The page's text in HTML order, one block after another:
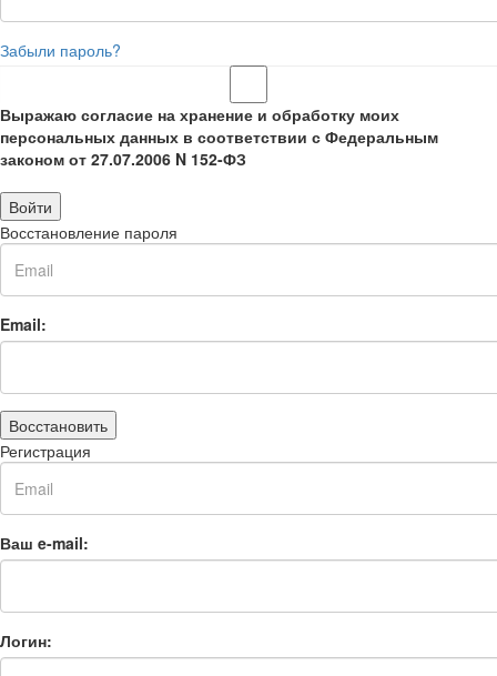
Забыли пароль?
Выражаю согласие на хранение и обработку моих
персональных данных в соответствии с Федеральным
законом от 27.07.2006 N 152-ФЗ
Войти
Восстановление пароля
Email:
Восстановить
Регистрация
Ваш e-mail:
Логин: